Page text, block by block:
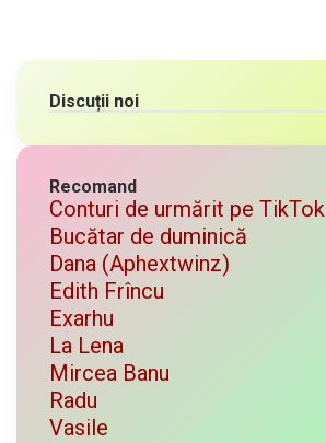
Discuții noi
Recomand
Conturi de urmărit pe TikTok
Bucătar de duminică
Dana (Aphextwinz)
Edith Frîncu
Exarhu
La Lena
Mircea Banu
Radu
Vasile